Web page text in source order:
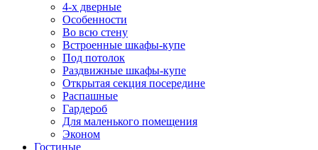
4-х дверные
Особенности
Во всю стену
Встроенные шкафы-купе
Под потолок
Раздвижные шкафы-купе
Открытая секция посередине
Распашные
Гардероб
Для маленького помещения
Эконом
Гостиные